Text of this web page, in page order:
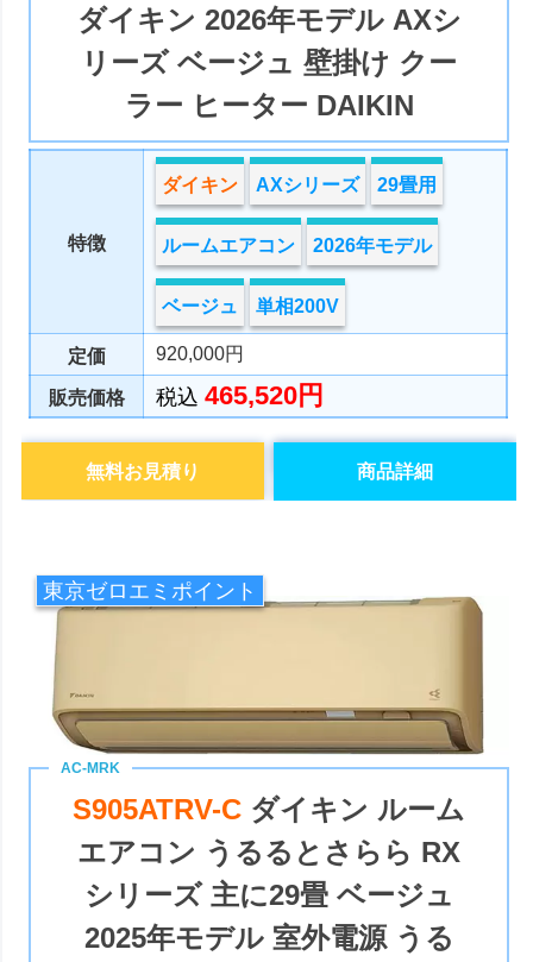
ダイキン 2026年モデル AXシ
リーズ ベージュ 壁掛け クー
ラー ヒーター DAIKIN
特徴
ダイキン AXシリーズ 29畳用
ルームエアコン 2026年モデル
ベージュ 単相200V
定価 920,000円
販売価格 税込465,520円
商品詳細
無料お見積り
東京ゼロエミポイント
S905ATRV-C ダイキン ルーム
エアコン うるるとさらら RX
シリーズ 主に29畳 ベージュ
2025年モデル 室外電源 うる